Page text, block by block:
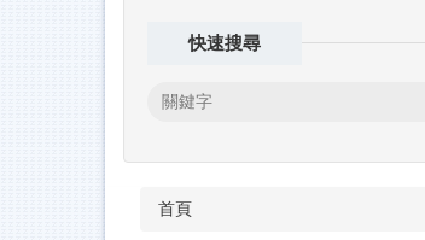
快速搜尋
首頁